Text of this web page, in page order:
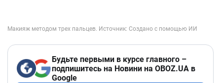
Будьте первыми в курсе главного –
подпишитесь на Новини на OBOZ.UA в
Google